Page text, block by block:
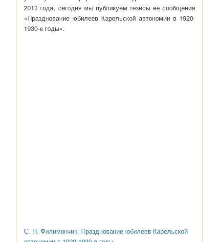
2013 года, сегодня мы публикуем тезисы ее сообщения
«Празднование юбилеев Карельской автономии в 1920-
1930-е годы».
С. Н. Филимончик. Празднование юбилеев Карельской